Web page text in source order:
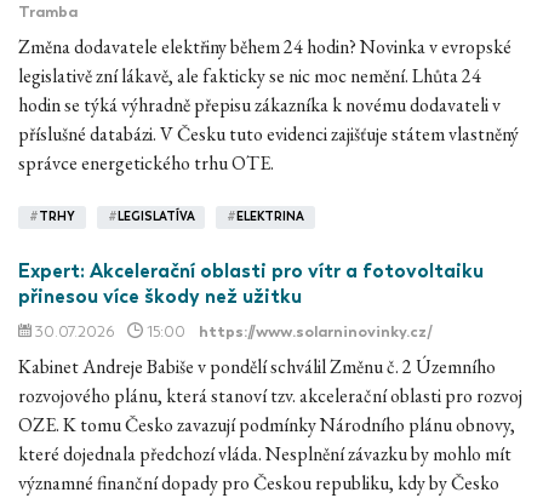
Tramba
Změna dodavatele elektřiny během 24 hodin? Novinka v evropské
legislativě zní lákavě, ale fakticky se nic moc nemění. Lhůta 24
hodin se týká výhradně přepisu zákazníka k novému dodavateli v
příslušné databázi. V Česku tuto evidenci zajišťuje státem vlastněný
správce energetického trhu OTE.
#TRHY # LEGISLATÍVA # ELEKTRINA
Expert: Akcelerační oblasti pro vítr a fotovoltaiku
přinesou více škody než užitku
30.07.2026 15:00 https://www.solarninovinky.cz/
Kabinet Andreje Babiše v pondělí schválil Změnu č. 2 Územního
rozvojového plánu, která stanoví tzv. akcelerační oblasti pro rozvoj
OZE. K tomu Česko zavazují podmínky Národního plánu obnovy,
které dojednala předchozí vláda. Nesplnění závazku by mohlo mít
významné finanční dopady pro Českou republiku, kdy by Česko